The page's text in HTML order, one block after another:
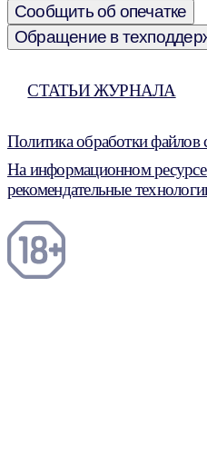
Сообщить об опечатке
Обращение в
СТАТЬИ ЖУРНАЛА
Политика обработки файлов
На информационном
рекомендательные